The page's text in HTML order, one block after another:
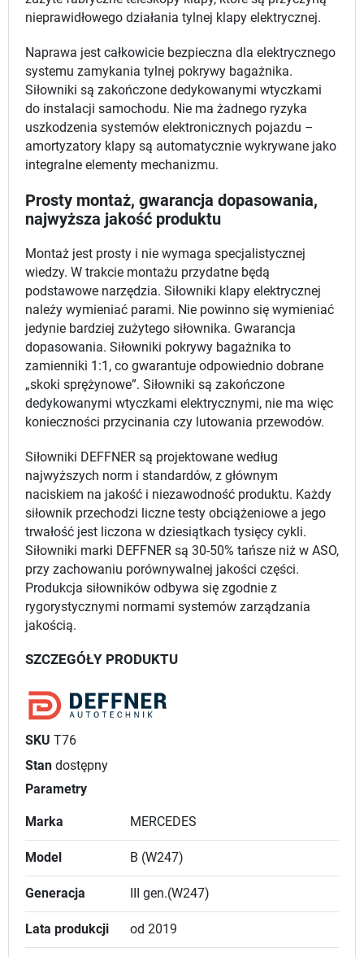
nieprawidłowego działania tylnej klapy elektrycznej.
Naprawa jest całkowicie bezpieczna dla elektrycznego
systemu zamykania tylnej pokrywy bagażnika.
Siłowniki są zakończone dedykowanymi wtyczkami
do instalacji samochodu. Nie ma żadnego ryzyka
uszkodzenia systemów elektronicznych pojazdu –
amortyzatory klapy są automatycznie wykrywane jako
integralne elementy mechanizmu.
Prosty montaż, gwarancja dopasowania,
najwyższa jakość produktu
Montaż jest prosty i nie wymaga specjalistycznej
wiedzy. W trakcie montażu przydatne będą
podstawowe narzędzia. Siłowniki klapy elektrycznej
należy wymieniać parami. Nie powinno się wymieniać
jedynie bardziej zużytego siłownika. Gwarancja
dopasowania. Siłowniki pokrywy bagażnika to
zamienniki 1:1, co gwarantuje odpowiednio dobrane
„skoki sprężynowe”. Siłowniki są zakończone
dedykowanymi wtyczkami elektrycznymi, nie ma więc
konieczności przycinania czy lutowania przewodów.
Siłowniki DEFFNER są projektowane według
najwyższych norm i standardów, z głównym
naciskiem na jakość i niezawodność produktu. Każdy
siłownik przechodzi liczne testy obciążeniowe a jego
trwałość jest liczona w dziesiątkach tysięcy cykli.
Siłowniki marki DEFFNER są 30-50% tańsze niż w ASO,
przy zachowaniu porównywalnej jakości części.
Produkcja siłowników odbywa się zgodnie z
rygorystycznymi normami systemów zarządzania
jakością.
SZCZEGÓŁY PRODUKTU
SKU T76
Stan dostępny
Parametry
Marka MERCEDES
Model B (W247)
Generacja III gen.(W247)
Lata produkcji od 2019